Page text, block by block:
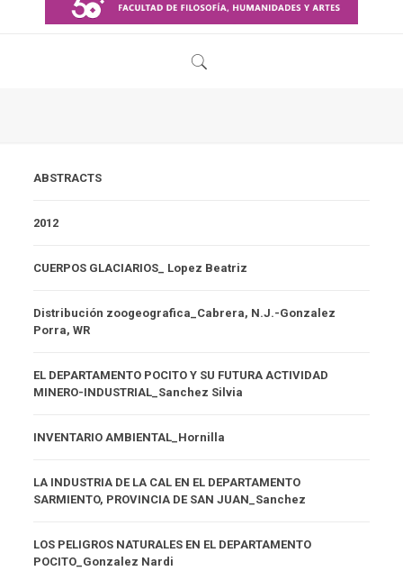
ABSTRACTS
2012
CUERPOS GLACIARIOS_ Lopez Beatriz
Distribución zoogeografica_Cabrera, N.J.-Gonzalez
Porra, WR
EL DEPARTAMENTO POCITO Y SU FUTURA ACTIVIDAD
MINERO-INDUSTRIAL_Sanchez Silvia
INVENTARIO AMBIENTAL_Hornilla
LA INDUSTRIA DE LA CAL EN EL DEPARTAMENTO
SARMIENTO, PROVINCIA DE SAN JUAN_Sanchez
LOS PELIGROS NATURALES EN EL DEPARTAMENTO
POCITO_Gonzalez Nardi